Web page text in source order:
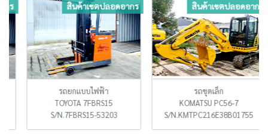
สินค้าเขตปลอดอากร
รถยกแบบไฟฟ้า
TOYOTA 7FBRS15
S/N.7FBRS15-53203
สินค้าเขตปลอดอากร
รถขุดเล็ก
KOMATSU PC56-7
S/N.KMTPC216E38B01755